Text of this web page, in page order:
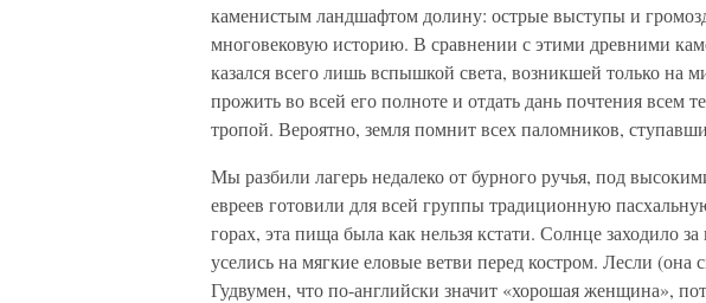
каменистым ландшафтом долину: острые выступы и
многовековую историю. В сравнении с этими древними
казался всего лишь вспышкой света, возникшей только на
прожить во всей его полноте и отдать дань почтения всем
тропой. Вероятно, земля помнит всех паломников,
Мы разбили лагерь недалеко от бурного ручья, под
евреев готовили для всей группы традиционную
горах, эта пища была как нельзя кстати. Солнце заходило
уселись на мягкие еловые ветви перед костром. Лесли
Гудвумен, что по-английски значит «хорошая женщина»,